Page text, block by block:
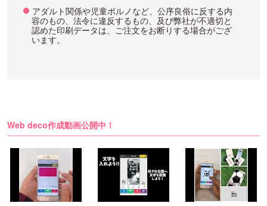
アダルト関係や児童ポルノなど、公序良俗に反する内
容のもの、法令に違反するもの、及び弊社が不適切と
認めた印刷データは、ご注文をお断りする場合がござ
います。
Web deco作成動画公開中！